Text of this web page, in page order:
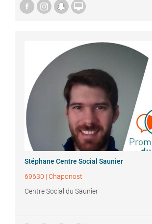

Stéphane Centre Social Saunier
69630 | Chaponost
Centre Social du Saunier